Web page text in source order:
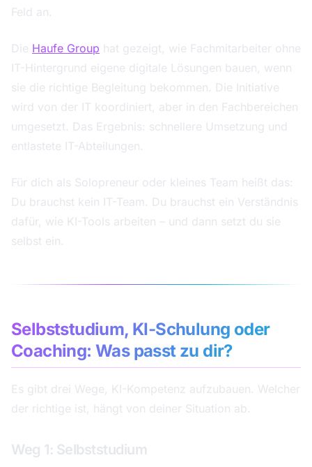
Feld an.
Die Haufe Group hat gezeigt, wie Fachmitarbeiter ohne
IT-Hintergrund eigene digitale Lösungen bauen, wenn
sie die richtige Begleitung bekommen. Die Initiative
wird von der IT koordiniert, aber in den Fachbereichen
umgesetzt. Das Ergebnis: schnellere Umsetzung und
entlastete IT-Abteilungen.
Für dich als Solopreneur oder kleines Team heißt das:
Du brauchst kein IT-Team. Du brauchst ein Verständnis
dafür, wie KI-Tools arbeiten – und dann setzt du sie
selbst ein.
Selbststudium, KI-Schulung oder
Coaching: Was passt zu dir?
Es gibt drei Wege, KI-Kompetenz aufzubauen. Welcher
der richtige ist, hängt von deiner Situation ab.
Weg 1: Selbststudium